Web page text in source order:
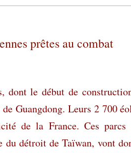
prêtes au combat
dont le début de
Guangdong. Leurs 2 700
de la France. Ces parcs
du détroit de Taïwan, vont